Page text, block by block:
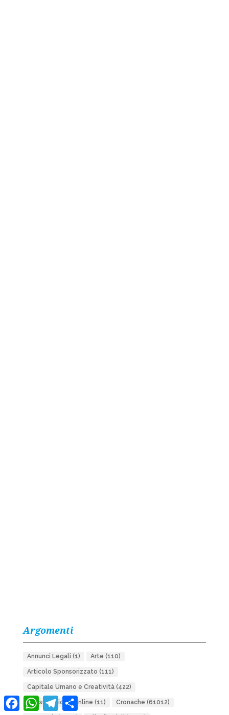
Argomenti
Annunci Legali (1) Arte (110)
Articolo Sponsorizzato (111)
Capitale Umano e Creatività(422)
Consultazione Online (11) Cronache (61012)
Facebook
WhatsApp
Telegram
Condividi